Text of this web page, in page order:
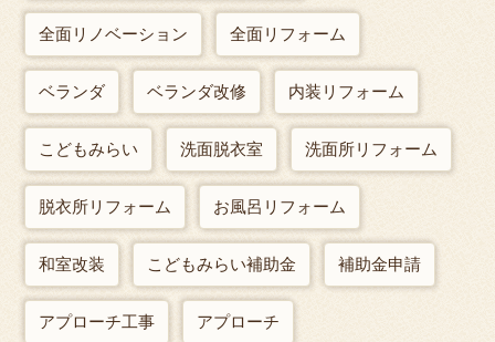
全面リノベーション 全面リフォーム
ベランダ ベランダ改修 内装リフォーム
こどもみらい 洗面脱衣室 洗面所リフォーム
脱衣所リフォーム お風呂リフォーム
和室改装 こどもみらい補助金 補助金申請
アプローチ工事 アプローチ